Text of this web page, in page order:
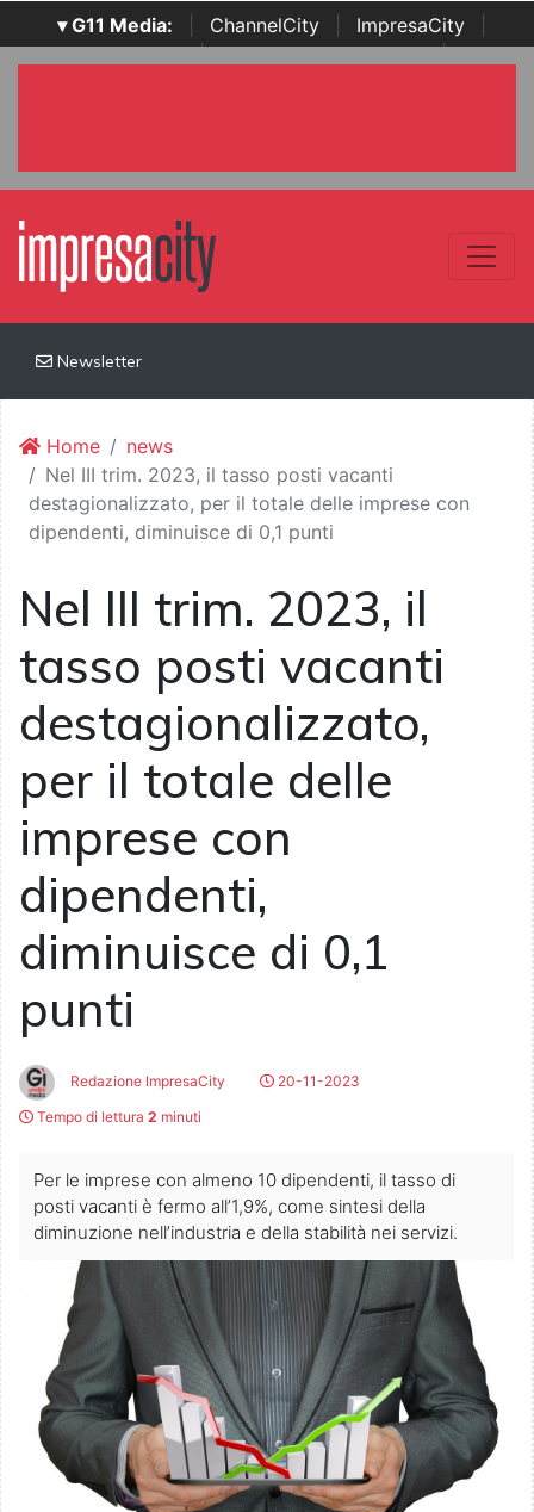
▾ G11 Media: ChannelCity ImpresaCity
SecurityOpenLab | Italian Channel Awards | Italian
Newsletter
Home
news
Nel III trim. 2023, il tasso posti vacanti
destagionalizzato, per il totale delle imprese con
dipendenti, diminuisce di 0,1 punti
Nel III trim. 2023, il
tasso posti vacanti
destagionalizzato,
per il totale delle
imprese con
dipendenti,
diminuisce di 0,1
punti
Redazione ImpresaCity
20-11-2023
Tempo di lettura 2 minuti
Per le imprese con almeno 10 dipendenti, il tasso di
posti vacanti è fermo all’1,9%, come sintesi della
diminuzione nell’industria e della stabilità nei servizi.